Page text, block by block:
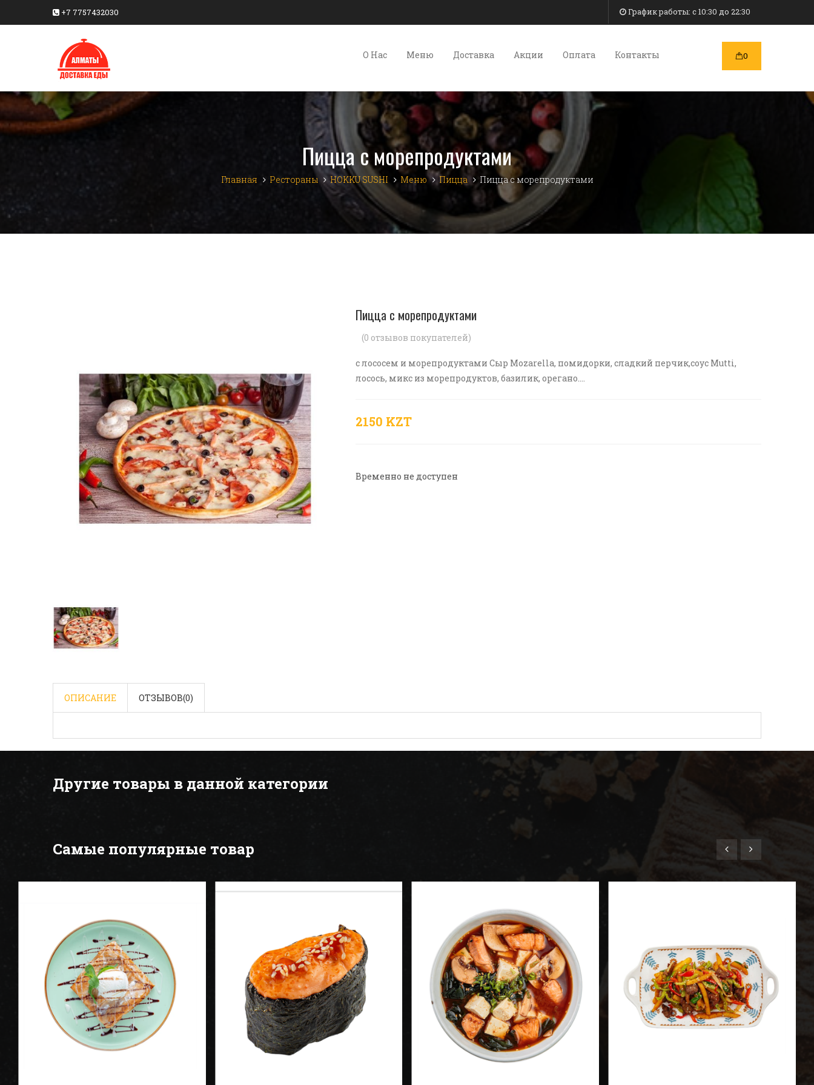
+7 7757432030 График работы: c 10:30 до 22:30
О Нас Меню Доставка Акции Оплата Контакты 0
Пицца с морепродуктами
Главная Рестораны HOKKU SUSHI Меню Пицца Пицца с морепродуктами
Пицца с морепродуктами
(0 отзывов покупателей)
с лососем и морепродуктами Сыр Mozarella, помидорки, сладкий перчик,соус Mutti,
лосось, микс из морепродуктов, базилик, орегано....
2150 KZT
Временно не доступен
ОПИСАНИЕ ОТЗЫВОВ(0)
Другие товары в данной категории
Самые популярные товар